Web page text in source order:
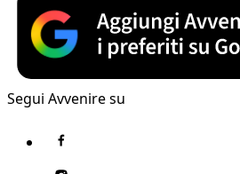
Segui Avvenire su